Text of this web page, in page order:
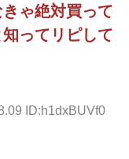
ゃ絶対買って
ってリピして
ID:h1dxBUVf0